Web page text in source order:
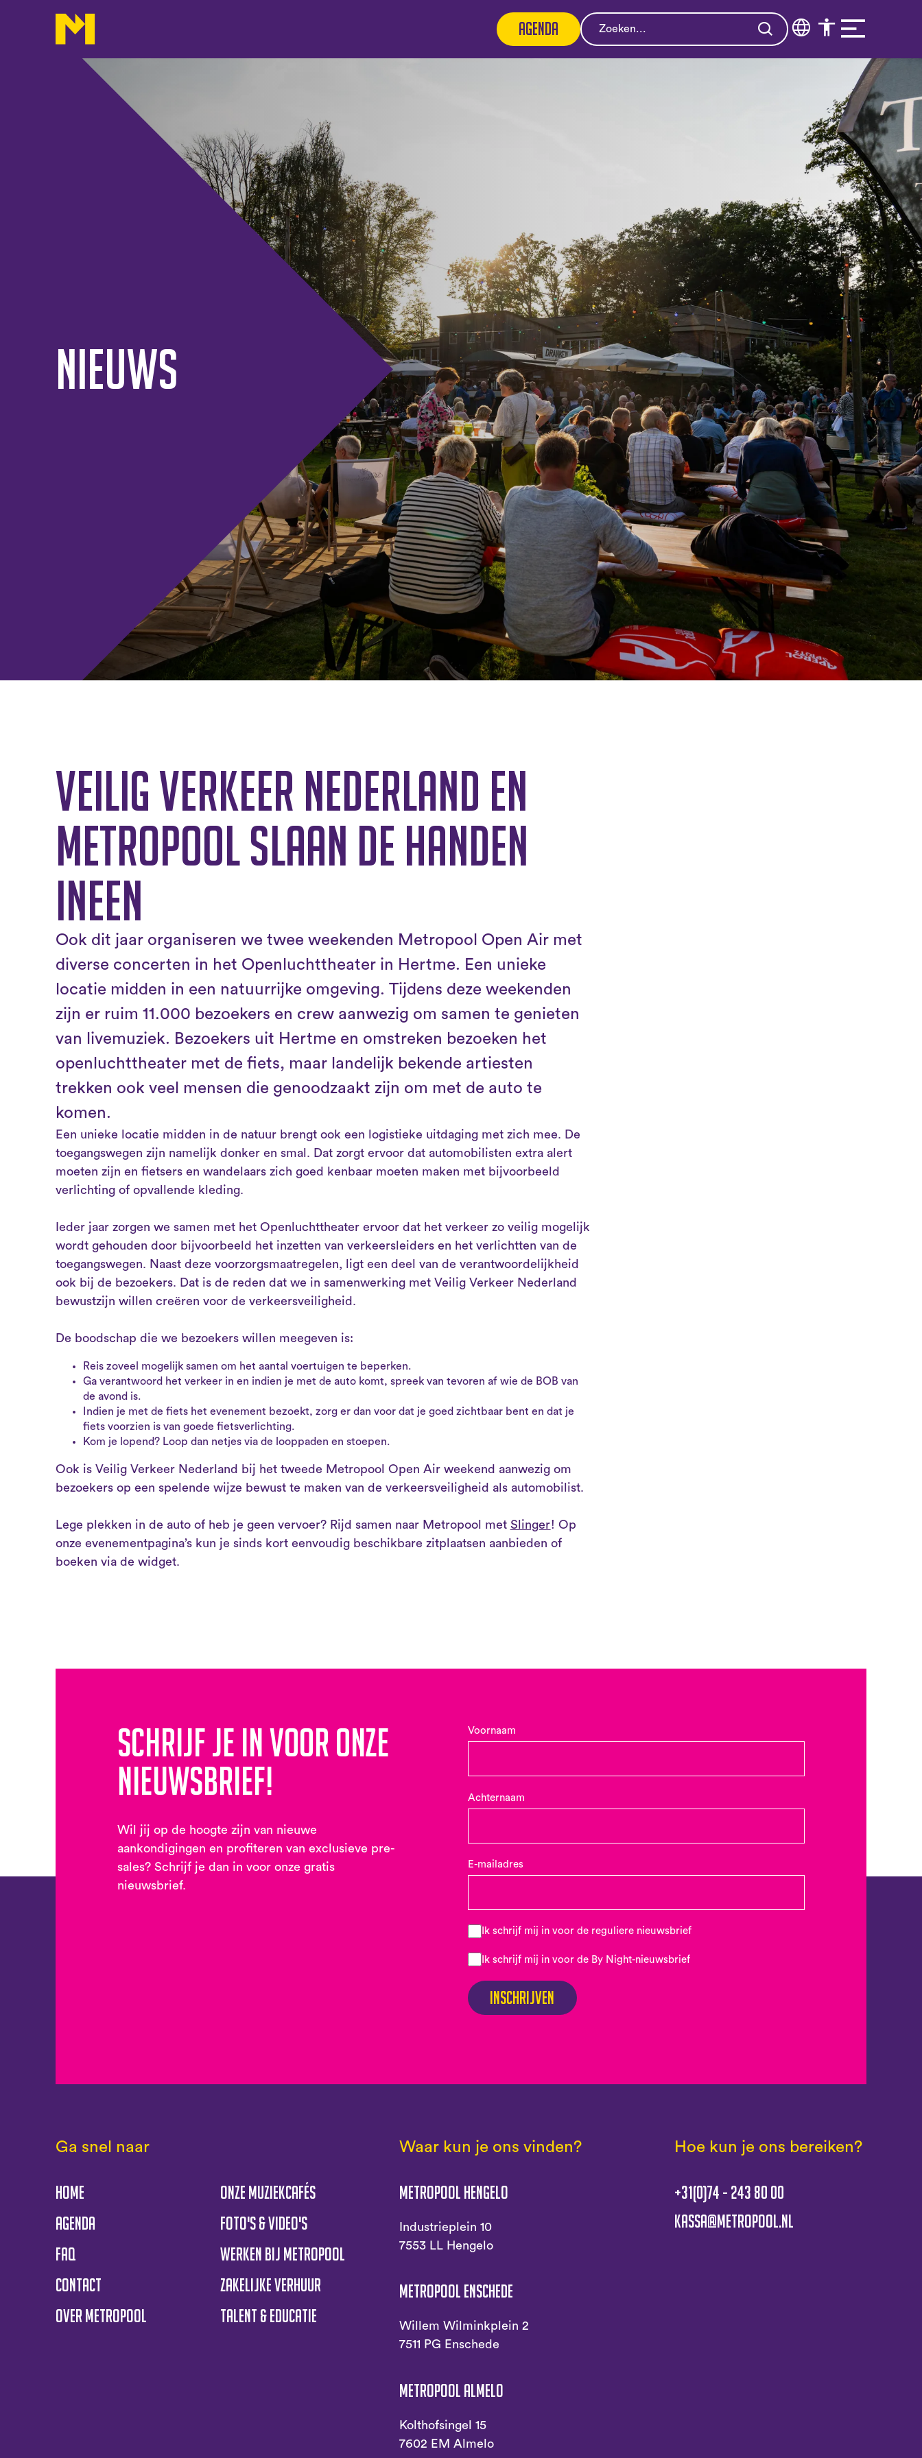
Agenda
Nieuws
Veilig Verkeer Nederland en
Metropool slaan de handen
ineen
Ook dit jaar organiseren we twee weekenden Metropool Open Air met
diverse concerten in het Openluchttheater in Hertme. Een unieke
locatie midden in een natuurrijke omgeving. Tijdens deze weekenden
zijn er ruim 11.000 bezoekers en crew aanwezig om samen te genieten
van livemuziek. Bezoekers uit Hertme en omstreken bezoeken het
openluchttheater met de fiets, maar landelijk bekende artiesten
trekken ook veel mensen die genoodzaakt zijn om met de auto te
komen.
Een unieke locatie midden in de natuur brengt ook een logistieke uitdaging met zich mee. De
toegangswegen zijn namelijk donker en smal. Dat zorgt ervoor dat automobilisten extra alert
moeten zijn en fietsers en wandelaars zich goed kenbaar moeten maken met bijvoorbeeld
verlichting of opvallende kleding.
Ieder jaar zorgen we samen met het Openluchttheater ervoor dat het verkeer zo veilig mogelijk
wordt gehouden door bijvoorbeeld het inzetten van verkeersleiders en het verlichtten van de
toegangswegen. Naast deze voorzorgsmaatregelen, ligt een deel van de verantwoordelijkheid
ook bij de bezoekers. Dat is de reden dat we in samenwerking met Veilig Verkeer Nederland
bewustzijn willen creëren voor de verkeersveiligheid.
De boodschap die we bezoekers willen meegeven is:
Reis zoveel mogelijk samen om het aantal voertuigen te beperken.
Ga verantwoord het verkeer in en indien je met de auto komt, spreek van tevoren af wie de BOB van
de avond is.
Indien je met de fiets het evenement bezoekt, zorg er dan voor dat je goed zichtbaar bent en dat je
fiets voorzien is van goede fietsverlichting.
Kom je lopend? Loop dan netjes via de looppaden en stoepen.
Ook is Veilig Verkeer Nederland bij het tweede Metropool Open Air weekend aanwezig om
bezoekers op een spelende wijze bewust te maken van de verkeersveiligheid als automobilist.
Lege plekken in de auto of heb je geen vervoer? Rijd samen naar Metropool met Slinger! Op
onze evenementpagina’s kun je sinds kort eenvoudig beschikbare zitplaatsen aanbieden of
boeken via de widget.
Schrijf je in voor onze
nieuwsbrief!
Wil jij op de hoogte zijn van nieuwe
aankondigingen en profiteren van exclusieve pre-
sales? Schrijf je dan in voor onze gratis
nieuwsbrief.
Voornaam
Achternaam
E-mailadres
Ik schrijf mij in voor de reguliere nieuwsbrief
Ik schrijf mij in voor de By Night-nieuwsbrief
Inschrijven
Ga snel naar
Home
Agenda
FAQ
Contact
Over Metropool
Onze muziekcafés
Foto's & Video's
Werken bij Metropool
Zakelijke verhuur
Talent & educatie
Waar kun je ons vinden?
Metropool Hengelo
Industrieplein 10
7553 LL Hengelo
Metropool Enschede
Willem Wilminkplein 2
7511 PG Enschede
Metropool Almelo
Kolthofsingel 15
7602 EM Almelo
Hoe kun je ons bereiken?
+31(0)74 - 243 80 00
kassa@metropool.nl